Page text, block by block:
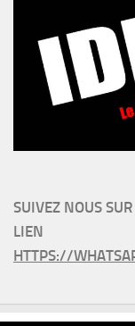
SUIVEZ NOUS
LIEN
HTTPS://